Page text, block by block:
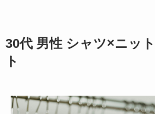
30代 男性 シャツ×ニッ
ト